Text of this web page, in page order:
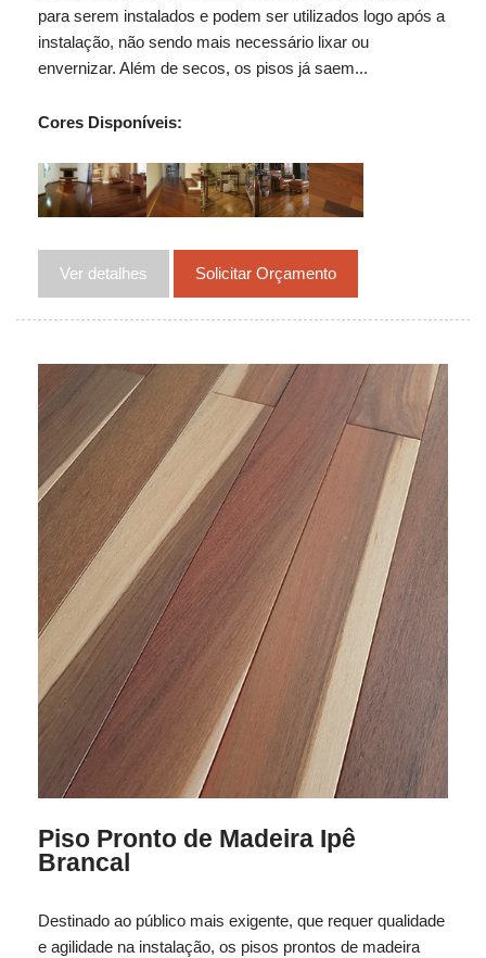
para serem instalados e podem ser utilizados logo após a
instalação, não sendo mais necessário lixar ou
envernizar. Além de secos, os pisos já saem...
Cores Disponíveis:
Ver detalhes Solicitar Orçamento
Piso Pronto de Madeira Ipê
Brancal
Destinado ao público mais exigente, que requer qualidade
e agilidade na instalação, os pisos prontos de madeira